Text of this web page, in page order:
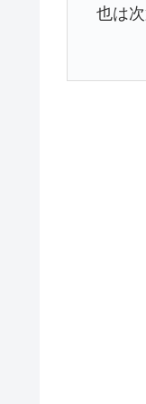
也は